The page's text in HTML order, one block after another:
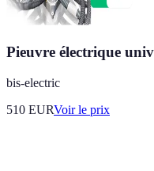
Pieuvre électrique
bis-electric
510 EURVoir le prix